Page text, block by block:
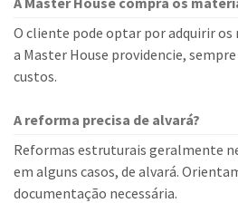
O cliente pode optar por adquirir
a Master House providencie,
custos.
A reforma precisa de alvará?
Reformas estruturais geralmente
em alguns casos, de alvará.
documentação necessária.